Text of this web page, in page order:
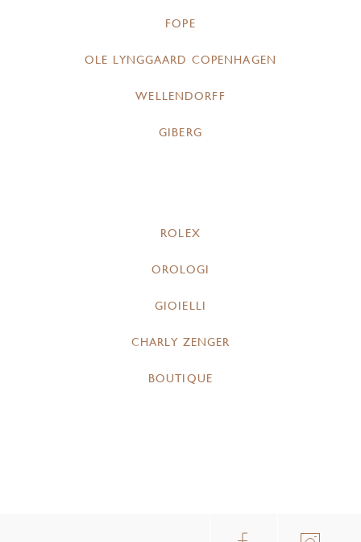
FOPE
OLE LYNGGAARD COPENHAGEN
WELLENDORFF
GIBERG
ROLEX
OROLOGI
GIOIELLI
CHARLY ZENGER
BOUTIQUE